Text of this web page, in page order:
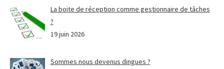
La boite de réception comme gestionnaire de tâches
?
19 juin 2026
Sommes nous devenus dingues ?